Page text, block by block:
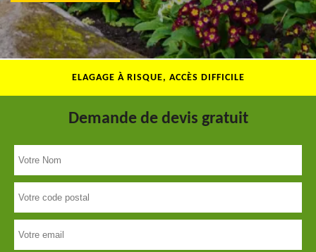
ELAGAGE À RISQUE, ACCÈS DIFFICILE
Demande de devis gratuit